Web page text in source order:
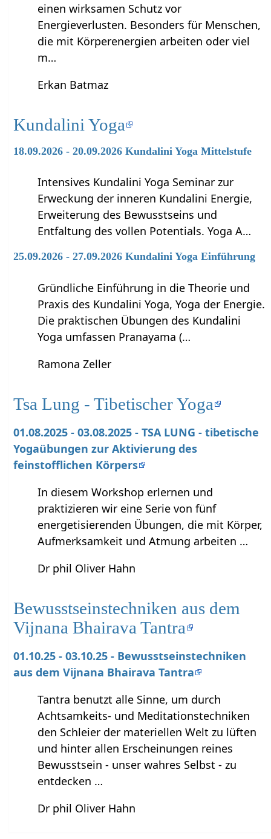
einen wirksamen Schutz vor
Energieverlusten. Besonders für Menschen,
die mit Körperenergien arbeiten oder viel
m…
Erkan Batmaz
Kundalini Yoga
18.09.2026 - 20.09.2026 Kundalini Yoga Mittelstufe
Intensives Kundalini Yoga Seminar zur
Erweckung der inneren Kundalini Energie,
Erweiterung des Bewusstseins und
Entfaltung des vollen Potentials. Yoga A…
25.09.2026 - 27.09.2026 Kundalini Yoga Einführung
Gründliche Einführung in die Theorie und
Praxis des Kundalini Yoga, Yoga der Energie.
Die praktischen Übungen des Kundalini
Yoga umfassen Pranayama (…
Ramona Zeller
Tsa Lung - Tibetischer Yoga
01.08.2025 - 03.08.2025 - TSA LUNG - tibetische
Yogaübungen zur Aktivierung des
feinstofflichen Körpers
In diesem Workshop erlernen und
praktizieren wir eine Serie von fünf
energetisierenden Übungen, die mit Körper,
Aufmerksamkeit und Atmung arbeiten …
Dr phil Oliver Hahn
Bewusstseinstechniken aus dem
Vijnana Bhairava Tantra
01.10.25 - 03.10.25 - Bewusstseinstechniken
aus dem Vijnana Bhairava Tantra
Tantra benutzt alle Sinne, um durch
Achtsamkeits- und Meditationstechniken
den Schleier der materiellen Welt zu lüften
und hinter allen Erscheinungen reines
Bewusstsein - unser wahres Selbst - zu
entdecken …
Dr phil Oliver Hahn